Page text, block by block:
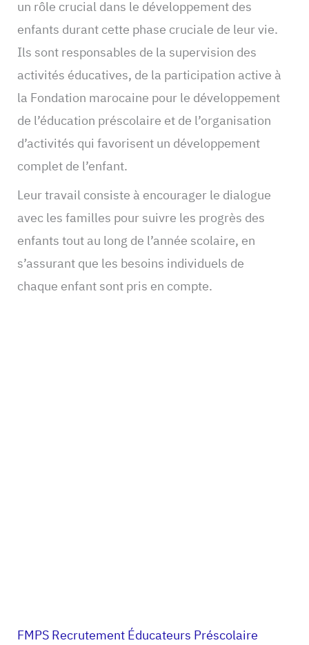
un rôle crucial dans le développement des
enfants durant cette phase cruciale de leur vie.
Ils sont responsables de la supervision des
activités éducatives, de la participation active à
la Fondation marocaine pour le développement
de l’éducation préscolaire et de l’organisation
d’activités qui favorisent un développement
complet de l’enfant.
Leur travail consiste à encourager le dialogue
avec les familles pour suivre les progrès des
enfants tout au long de l’année scolaire, en
s’assurant que les besoins individuels de
chaque enfant sont pris en compte.
FMPS Recrutement Éducateurs Préscolaire